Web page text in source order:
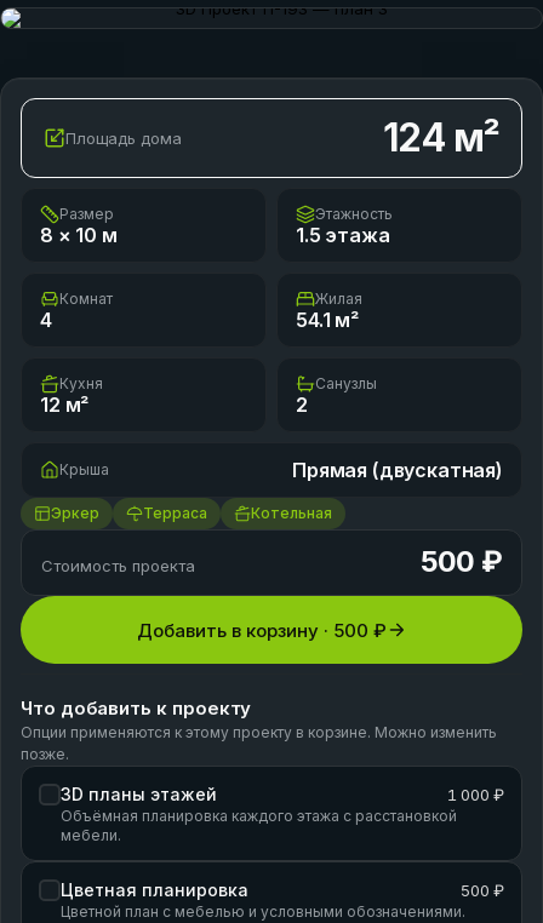
Площадь дома 124 м²
Размер
8 × 10 м
Этажность
1.5 этажа
Комнат
4
Жилая
54.1 м²
Кухня
12 м²
Санузлы
2
Крыша Прямая (двускатная)
Эркер Терраса Котельная
Стоимость проекта 500 ₽
Добавить в корзину · 500 ₽
Что добавить к проекту
Опции применяются к этому проекту в корзине. Можно изменить
позже.
3D планы этажей 1 000 ₽
Объёмная планировка каждого этажа с расстановкой
мебели.
Цветная планировка 500 ₽
Цветной план с мебелью и условными обозначениями.